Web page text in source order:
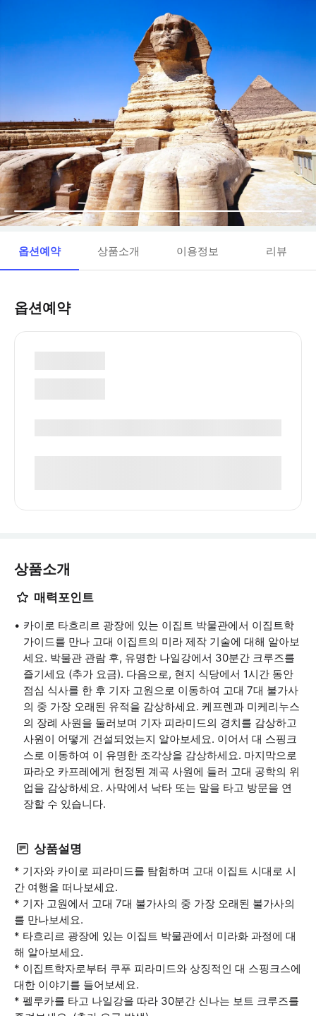
옵션예약 상품소개 이용정보 리뷰
옵션예약
상품소개
매력포인트
카이로 타흐리르 광장에 있는 이집트 박물관에서 이집트학
가이드를 만나 고대 이집트의 미라 제작 기술에 대해 알아보
세요. 박물관 관람 후, 유명한 나일강에서 30분간 크루즈를
즐기세요 (추가 요금). 다음으로, 현지 식당에서 1시간 동안
점심 식사를 한 후 기자 고원으로 이동하여 고대 7대 불가사
의 중 가장 오래된 유적을 감상하세요. 케프렌과 미케리누스
의 장례 사원을 둘러보며 기자 피라미드의 경치를 감상하고
사원이 어떻게 건설되었는지 알아보세요. 이어서 대 스핑크
스로 이동하여 이 유명한 조각상을 감상하세요. 마지막으로
파라오 카프레에게 헌정된 계곡 사원에 들러 고대 공학의 위
업을 감상하세요. 사막에서 낙타 또는 말을 타고 방문을 연
장할 수 있습니다.
상품설명
* 기자와 카이로 피라미드를 탐험하며 고대 이집트 시대로 시
간 여행을 떠나보세요.
* 기자 고원에서 고대 7대 불가사의 중 가장 오래된 불가사의
를 만나보세요.
* 타흐리르 광장에 있는 이집트 박물관에서 미라화 과정에 대
해 알아보세요.
* 이집트학자로부터 쿠푸 피라미드와 상징적인 대 스핑크스에
대한 이야기를 들어보세요.
* 펠루카를 타고 나일강을 따라 30분간 신나는 보트 크루즈를